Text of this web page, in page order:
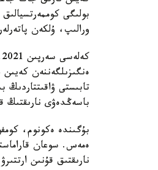
بولىگى
ورالىپ، ۇلكەن
ەنگىزىلگەننەن
تابىستى
باسەڭدەۋى نارىقتىڭ
بۇگىندە ەكونوم،
ەمەس. سوعان
نارىقتىق قۇنىن